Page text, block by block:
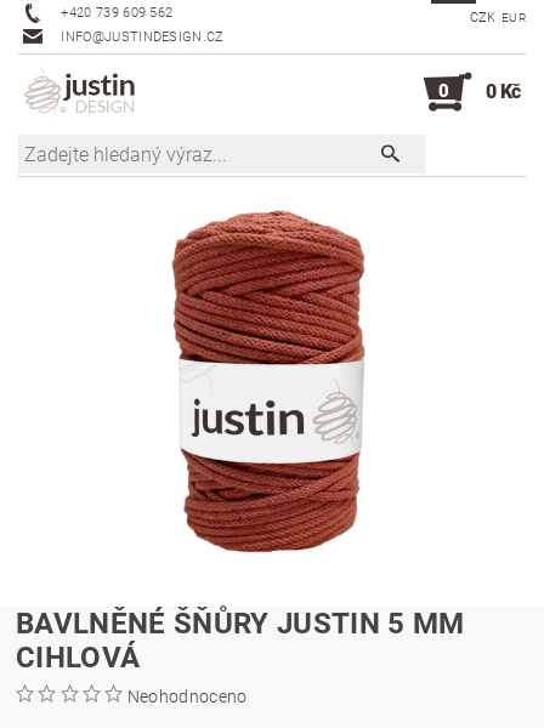
+420 739 609 562
INFO@JUSTINDESIGN.CZ
CZK EUR
0 0 Kč
BAVLNĚNÉ ŠŇŮRY JUSTIN 5 MM
CIHLOVÁ
Neohodnoceno